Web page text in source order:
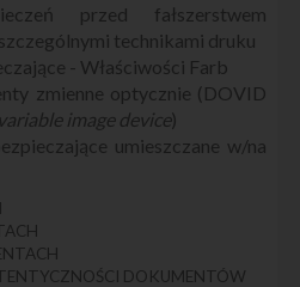
przed fałszerstwem
technikami druku
- Właściwości Farb
zmienne optycznie (DOVID
image device)
umieszczane w/na
DOKUMENTÓW